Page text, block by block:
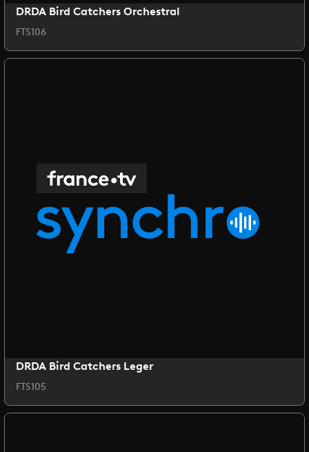
DRDA Bird Catchers Orchestral
FTS106
DRDA Bird Catchers Leger
FTS105